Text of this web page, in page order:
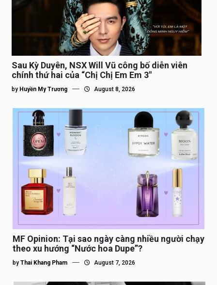
Sau Kỳ Duyên, NSX Will Vũ công bố diễn viên
chính thứ hai của “Chị Chị Em Em 3″
by Huyền My Trương August 8, 2026
MF Opinion: Tại sao ngày càng nhiều người chạy
theo xu hướng “Nước hoa Dupe”?
by Thai Khang Pham August 7, 2026